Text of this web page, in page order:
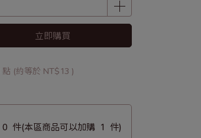
立即購買
點 (約等於 NT$13 )
0 件(本區商品可以加購 1 件)